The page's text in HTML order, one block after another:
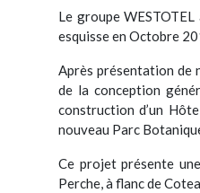
Le groupe
esquisse en Octobre
Après présentation de
de la conception
construction d’un
nouveau Parc
Ce projet présente
Perche, à flanc de